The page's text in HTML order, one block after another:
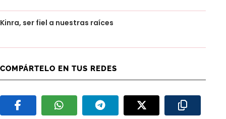
Kinra, ser fiel a nuestras raíces
COMPÁRTELO EN TUS REDES